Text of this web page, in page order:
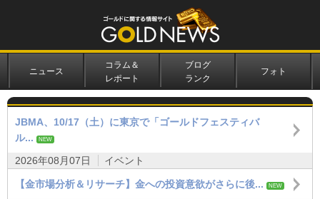
ニュース
コラム＆
レポート
ブログ
ランク
フォト
JBMA、10/17（土）に東京で「ゴールドフェスティバ
ル...
NEW
2026年08月07日 イベント
【金市場分析＆リサーチ】金への投資意欲がさらに後... NEW